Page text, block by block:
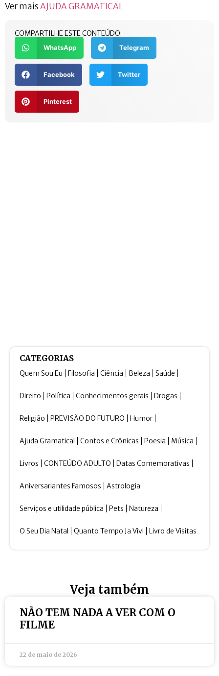
Ver maisAJUDA GRAMATICAL
COMPARTILHE ESTE CONTEÚDO:
WhatsApp Telegram
Facebook Twitter
Pinterest
CATEGORIAS
Quem Sou Eu Filosofia Ciência Beleza Saúde
Direito Política Conhecimentos gerais Drogas
Religião PREVISÃO DO FUTURO Humor
Ajuda Gramatical Contos e Crônicas Poesia Música
Livros CONTEÚDO ADULTO Datas Comemorativas
Aniversariantes Famosos Astrologia
Serviços e utilidade pública Pets Natureza
O Seu Dia Natal Quanto Tempo Ja Vivi Livro de Visitas
Veja também
NÃO TEM NADA A VER COM O
FILME
22 de maio de 2026